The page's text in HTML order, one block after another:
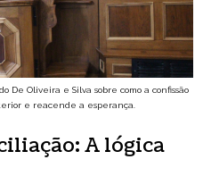
De Oliveira e Silva sobre como a confissão
e reacende a esperança.
A lógica